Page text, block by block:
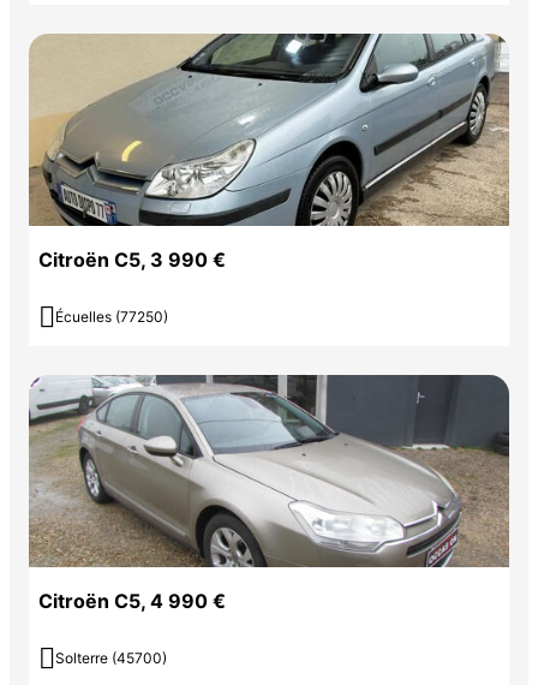
Citroën C5, 3 990 €
 Écuelles (77250)
Citroën C5, 4 990 €
 Solterre (45700)